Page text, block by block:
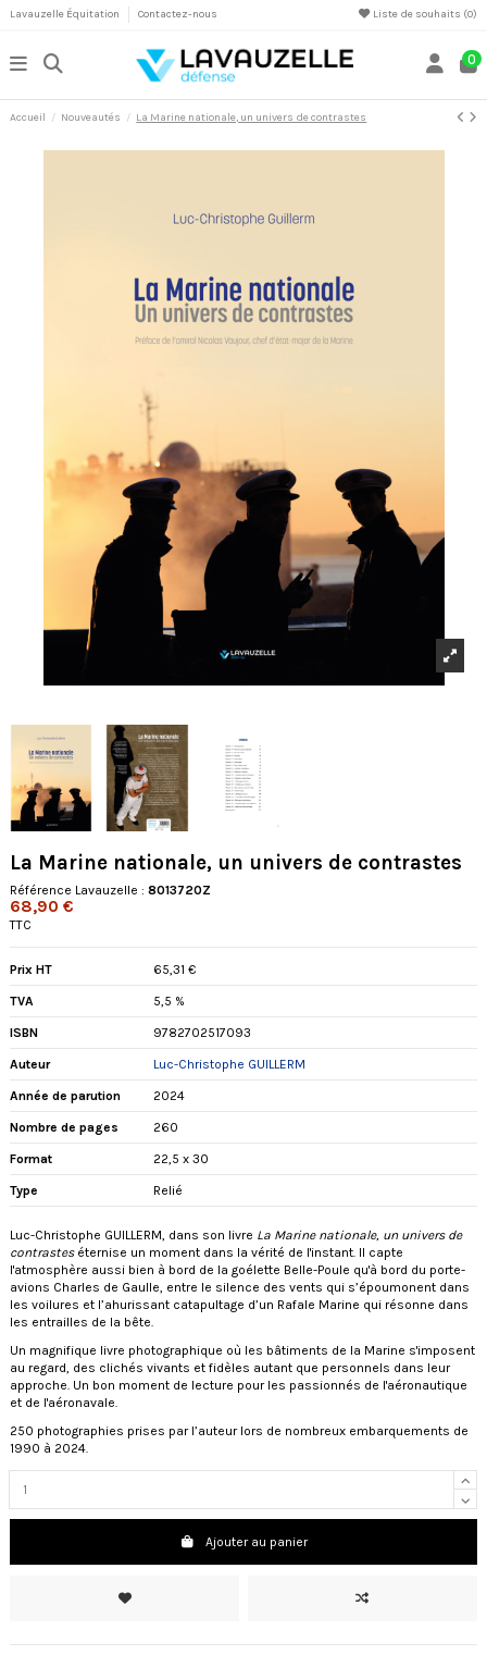
Lavauzelle Équitation Contactez-nous Liste de souhaits (0)
0
Accueil Nouveautés La Marine nationale, un univers de contrastes
La Marine nationale, un univers de contrastes
Référence Lavauzelle : 8013720Z
68,90 €
TTC
Prix HT 65,31 €
TVA 5,5 %
ISBN 9782702517093
Auteur Luc-Christophe GUILLERM
Année de parution 2024
Nombre de pages 260
Format 22,5 x 30
Type Relié
Luc-Christophe GUILLERM, dans son livre La Marine nationale, un univers de
contrastes éternise un moment dans la vérité de l'instant. Il capte
l'atmosphère aussi bien à bord de la goélette Belle-Poule qu'à bord du porte-
avions Charles de Gaulle, entre le silence des vents qui s’époumonent dans
les voilures et l’ahurissant catapultage d’un Rafale Marine qui résonne dans
les entrailles de la bête.
Un magnifique livre photographique où les bâtiments de la Marine s'imposent
au regard, des clichés vivants et fidèles autant que personnels dans leur
approche. Un bon moment de lecture pour les passionnés de l'aéronautique
et de l'aéronavale.
250 photographies prises par l’auteur lors de nombreux embarquements de
1990 à 2024.
Ajouter au panier